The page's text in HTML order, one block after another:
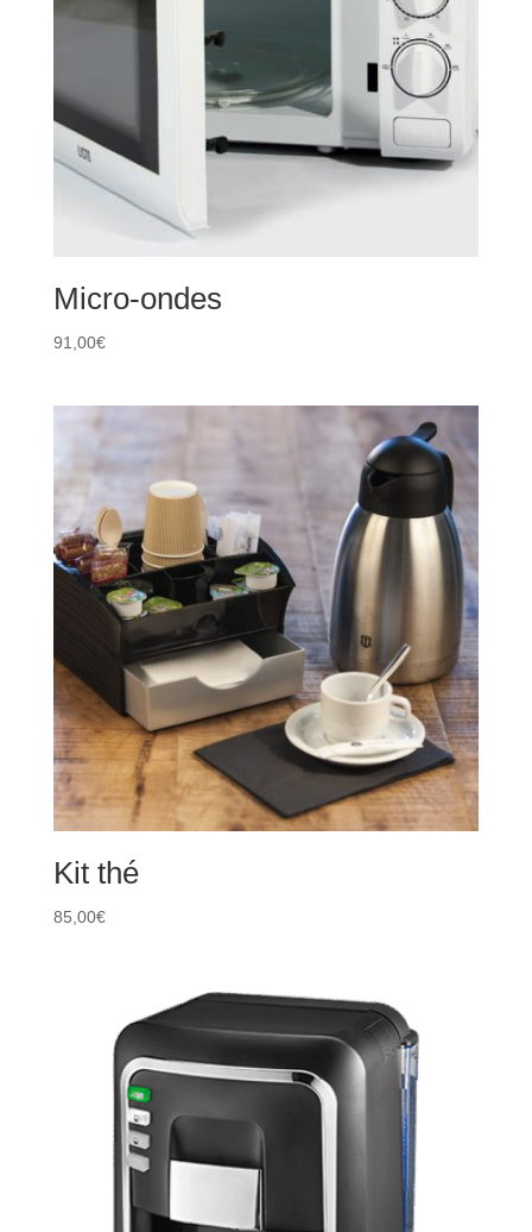
Micro-ondes
91,00€
Kit thé
85,00€